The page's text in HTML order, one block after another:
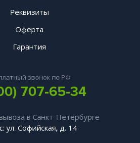
Реквизиты
Оферта
Гарантия
звонок по РФ
707-65-34
в Санкт-Петербурге
ул. Софийская, д. 14